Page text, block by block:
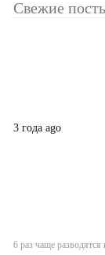
Свежие
3 года ago
6 раз чаще